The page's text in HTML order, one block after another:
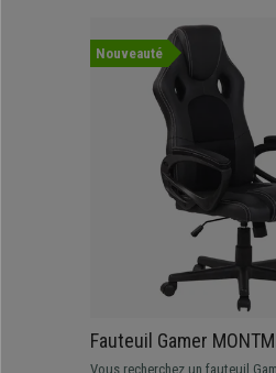
Nouveauté
Fauteuil Gamer
sportif spectaculaire,
Vous recherchez un fauteuil